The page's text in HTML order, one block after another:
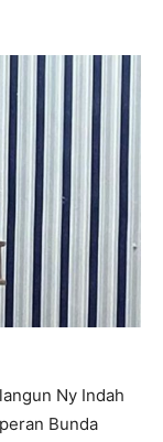
Ny Indah
Bunda